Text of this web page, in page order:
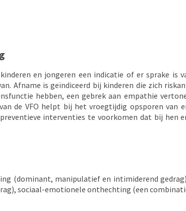
kinderen en jongeren een indicatie of er sprake
Afname is geïndiceerd bij kinderen die zich
hebben, een gebrek aan empathie
van de VFO helpt bij het vroegtijdig opsporen
interventies te voorkomen dat bij hen
(dominant, manipulatief en intimiderend
sociaal-emotionele onthechting (een